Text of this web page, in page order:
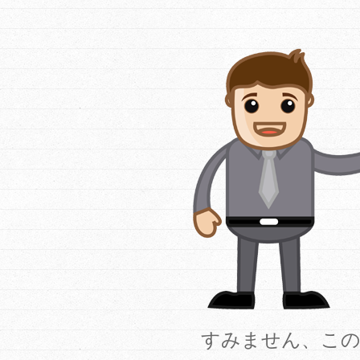
すみません、こ